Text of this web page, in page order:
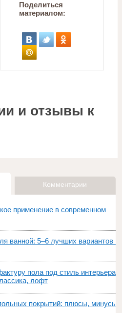
Поделиться
материалом:
и отзывы к
Комментарии
применение в современном
ванной: 5–6 лучших вариантов и
пола под стиль интерьера:
лофт
покрытий: плюсы, минусы,